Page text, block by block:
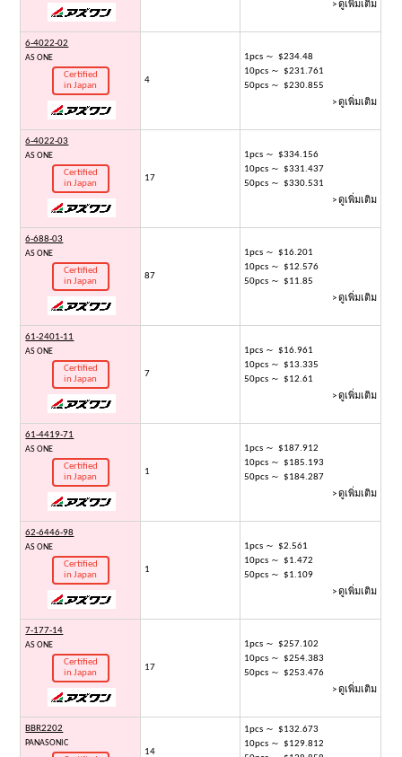
> ดูเพิ่มเติม
6-4022-02
AS ONE
Certified
in Japan
4
1pcs ～ $234.48
10pcs ～ $231.761
50pcs ～ $230.855
> ดูเพิ่มเติม
6-4022-03
AS ONE
Certified
in Japan
17
1pcs ～ $334.156
10pcs ～ $331.437
50pcs ～ $330.531
> ดูเพิ่มเติม
6-688-03
AS ONE
Certified
in Japan
87
1pcs ～ $16.201
10pcs ～ $12.576
50pcs ～ $11.85
> ดูเพิ่มเติม
61-2401-11
AS ONE
Certified
in Japan
7
1pcs ～ $16.961
10pcs ～ $13.335
50pcs ～ $12.61
> ดูเพิ่มเติม
61-4419-71
AS ONE
Certified
in Japan
1
1pcs ～ $187.912
10pcs ～ $185.193
50pcs ～ $184.287
> ดูเพิ่มเติม
62-6446-98
AS ONE
Certified
in Japan
1
1pcs ～ $2.561
10pcs ～ $1.472
50pcs ～ $1.109
> ดูเพิ่มเติม
7-177-14
AS ONE
Certified
in Japan
17
1pcs ～ $257.102
10pcs ～ $254.383
50pcs ～ $253.476
> ดูเพิ่มเติม
BBR2202
PANASONIC
14
1pcs ～ $132.673
10pcs ～ $129.812